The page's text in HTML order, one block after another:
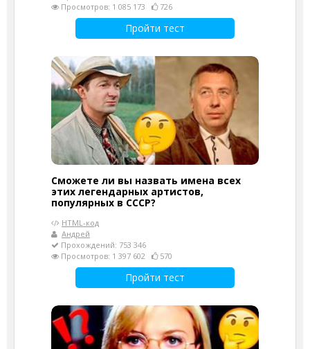
Просмотров: 1 085 173
726
Пройти тест
Сможете ли вы назвать имена всех
этих легендарных артистов,
популярных в СССР?
HTML-код
Андрей
Прохождений: 753 346
Просмотров: 1 397 602
570
Пройти тест